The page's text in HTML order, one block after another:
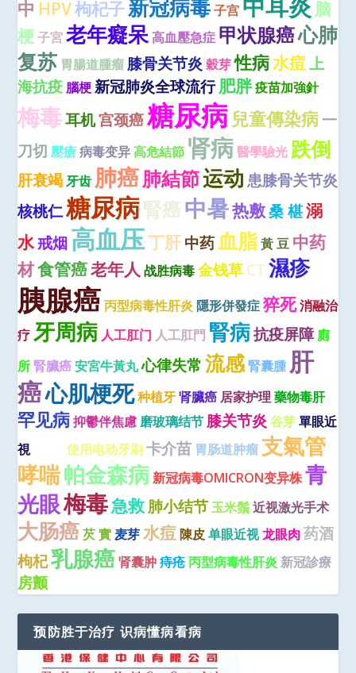
中 HPV枸杞子新冠病毒 子宫
脑
梗 子宮 老年癡呆高血壓急症 甲状腺癌心肺
复苏 胃腸道腫瘤 膝骨关节炎 穀芽 性病水痘上
海抗疫 腦梗 新冠肺炎全球流行肥胖疫苗加強針
梅毒耳机宫颈癌糖尿病 兒童傳染病一
刀切 壓瘡 病毒变异 高危結節 肾病 醫學驗光 跌倒
肝衰竭 牙齿 肺癌肺結節运动 患膝骨关节炎
核桃仁糖尿病腎癌中暑热敷桑 椹溺
水戒烟高血压丁肝中药 血脂 黃 豆 中药
材食管癌老年人 战胜病毒 金钱草CT 濕疹
胰腺癌 丙型病毒性肝炎 隱形併發症 猝死消融治
疗 牙周病 人工肛门 人工肛門 腎病抗疫屏障 廁
所 腎臟癌 安宮牛黃丸心律失常 流感 腎囊腫 肝
癌心肌梗死种植牙 肾臟癌 居家护理 藥物毒肝
罕见病 抑鬱伴焦慮 磨玻璃结节 膝关节炎 谷芽 單眼近
視
使用电动牙刷 卡介苗 胃肠道肿瘤 支氣管
哮喘帕金森病 新冠病毒OMICRON变异株青
光眼梅毒急救肺小结节 玉米鬚 近视激光手术
大肠癌 芡 實 麦芽 水痘 陳皮 单眼近视龙眼肉 药酒
枸杞乳腺癌 肾囊肿 痔疮 丙型病毒性肝炎 新冠診療
房颤
预防胜于治疗 识病懂病看病